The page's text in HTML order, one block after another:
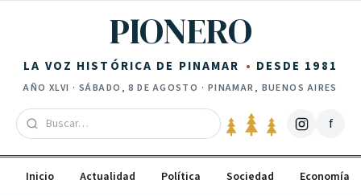
PIONERO
LA VOZ HISTÓRICA DE PINAMAR DESDE 1981
AÑO XLVI · SÁBADO, 8 DE AGOSTO · PINAMAR, BUENOS AIRES
f
Inicio Actualidad Política Sociedad Economía